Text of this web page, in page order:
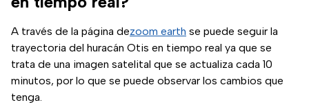
A través de la página dezoom earth se puede seguir la
trayectoria del huracán Otis en tiempo real ya que se
trata de una imagen satelital que se actualiza cada 10
minutos, por lo que se puede observar los cambios que
tenga.